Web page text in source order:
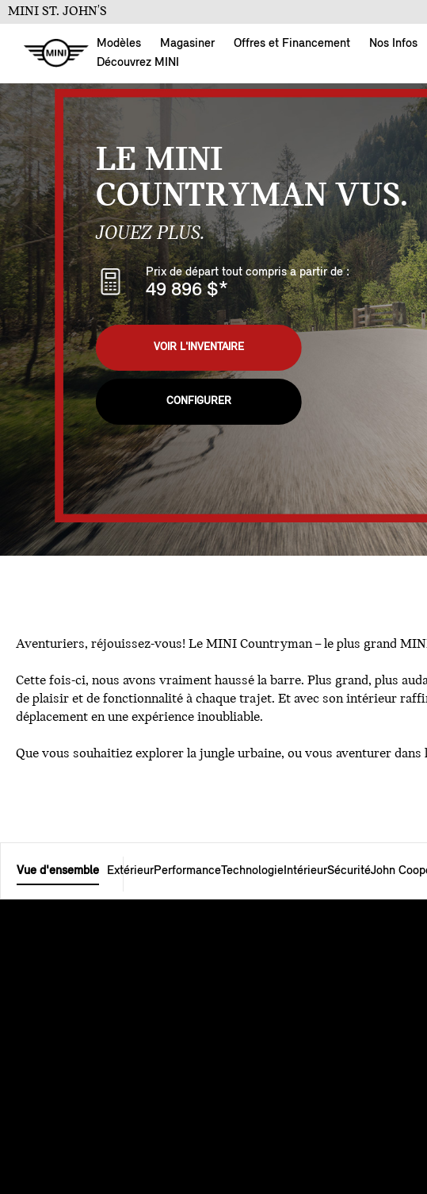
MINI ST. JOHN'S
Modèles Magasiner Offres et Financement Nos Infos
Découvrez MINI
LE MINI
COUNTRYMAN VUS.
JOUEZ PLUS.
Prix de départ tout compris a partir de :
49 896 $*
VOIR L'INVENTAIRE
CONFIGURER
Aventuriers, réjouissez-vous! Le MINI Countryman – le plus grand
Cette fois-ci, nous avons vraiment haussé la barre. Plus grand, plus
de plaisir et de fonctionnalité à chaque trajet. Et avec son intérieur
déplacement en une expérience inoubliable.
Que vous souhaitiez explorer la jungle urbaine, ou vous aventurer
Vue d'ensemble ExtérieurPerformanceTechnologie IntérieurSécuritéJohn